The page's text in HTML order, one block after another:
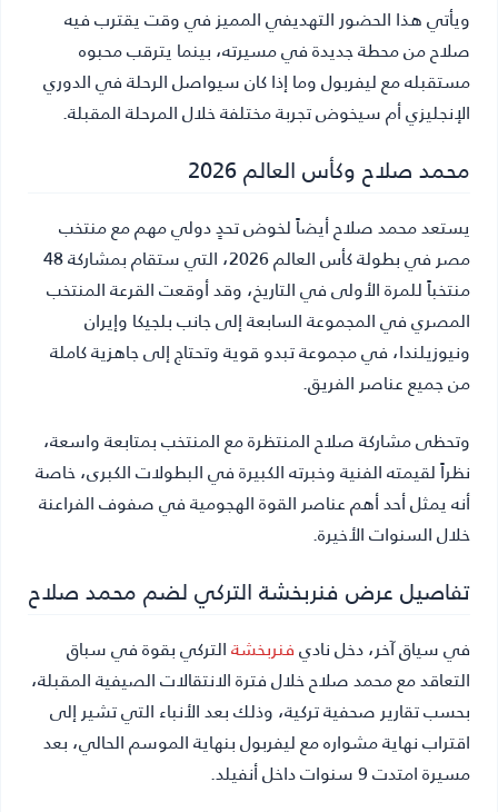
ويأتي هذا الحضور التهديفي المميز في وقت يقترب فيه
صلاح من محطة جديدة في مسيرته، بينما يترقب محبوه
مستقبله مع ليفربول وما إذا كان سيواصل الرحلة في الدوري
الإنجليزي أم سيخوض تجربة مختلفة خلال المرحلة المقبلة.
محمد صلاح وكأس العالم 2026
يستعد محمد صلاح أيضاً لخوض تحدٍ دولي مهم مع منتخب
مصر في بطولة كأس العالم 2026، التي ستقام بمشاركة 48
منتخباً للمرة الأولى في التاريخ، وقد أوقعت القرعة المنتخب
المصري في المجموعة السابعة إلى جانب بلجيكا وإيران
ونيوزيلندا، في مجموعة تبدو قوية وتحتاج إلى جاهزية كاملة
من جميع عناصر الفريق.
وتحظى مشاركة صلاح المنتظرة مع المنتخب بمتابعة واسعة،
نظراً لقيمته الفنية وخبرته الكبيرة في البطولات الكبرى، خاصة
أنه يمثل أحد أهم عناصر القوة الهجومية في صفوف الفراعنة
خلال السنوات الأخيرة.
تفاصيل عرض فنربخشة التركي لضم محمد صلاح
في سياق آخر، دخل ناديفنربخشةالتركي بقوة في سباق
التعاقد مع محمد صلاح خلال فترة الانتقالات الصيفية المقبلة،
بحسب تقارير صحفية تركية، وذلك بعد الأنباء التي تشير إلى
اقتراب نهاية مشواره مع ليفربول بنهاية الموسم الحالي، بعد
مسيرة امتدت 9 سنوات داخل أنفيلد.